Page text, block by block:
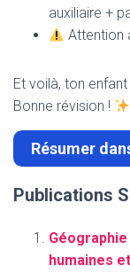
auxiliaire +
Attention
Et voilà, ton
Bonne révision !
Résumer
Publications
humaines